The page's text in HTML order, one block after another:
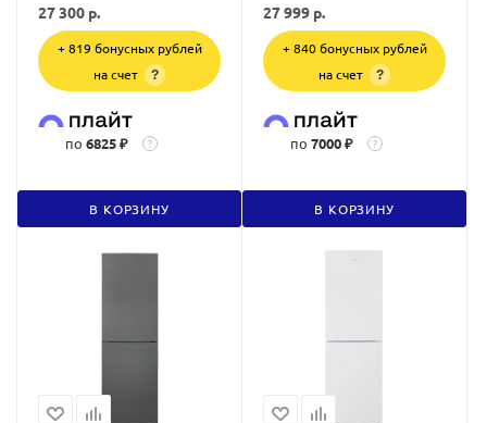
27 300 р.
+ 819 бонусных рублей
на счет
?
по 6825 ₽ ?
В КОРЗИНУ
27 999 р.
+ 840 бонусных рублей
на счет
?
по 7000 ₽ ?
В КОРЗИНУ